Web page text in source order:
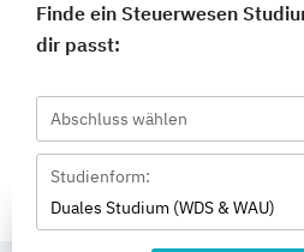
Finde ein Steuerwesen
dir passt:
Abschluss wählen
Studienform:
Duales Studium (WDS & WAU)